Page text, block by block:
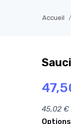
Accueil
45,02 €
Options